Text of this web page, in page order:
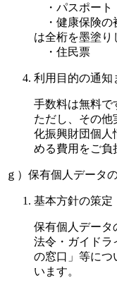
・パスポート
・健康保険の
は全桁を墨塗り
・住民票
利用目的の通知
手数料は無料で
ただし、その他
化振興財団個人
める費用をご負
ｇ）保有個人データ
基本方針の策定
保有個人データ
法令・ガイドラ
の窓口」等につ
います。